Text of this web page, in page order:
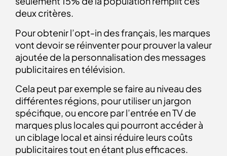
deux critères.
Pour obtenir l’opt-in des français, les marques
vont devoir se réinventer pour prouver la valeur
ajoutée de la personnalisation des messages
publicitaires en télévision.
Cela peut par exemple se faire au niveau des
différentes régions, pour utiliser un jargon
spécifique, ou encore par l’entrée en TV de
marques plus locales qui pourront accéder à
un ciblage local et ainsi réduire leurs coûts
publicitaires tout en étant plus efficaces.